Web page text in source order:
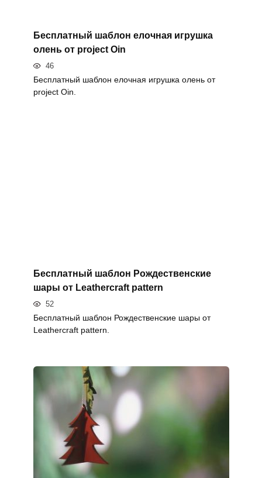
Бесплатный шаблон елочная игрушка
олень от project Oin
46
Бесплатный шаблон елочная игрушка олень от
project Oin.
Бесплатный шаблон Рождественские
шары от Leathercraft pattern
52
Бесплатный шаблон Рождественские шары от
Leathercraft pattern.